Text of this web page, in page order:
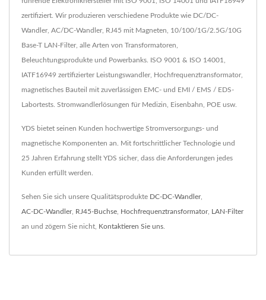
zertifiziert. Wir produzieren verschiedene Produkte wie DC/DC-
Wandler, AC/DC-Wandler, RJ45 mit Magneten, 10/100/1G/2.5G/10G
Base-T LAN-Filter, alle Arten von Transformatoren,
Beleuchtungsprodukte und Powerbanks. ISO 9001 & ISO 14001,
IATF16949 zertifizierter Leistungswandler, Hochfrequenztransformator,
magnetisches Bauteil mit zuverlässigen EMC- und EMI / EMS / EDS-
Labortests. Stromwandlerlösungen für Medizin, Eisenbahn, POE usw.
YDS bietet seinen Kunden hochwertige Stromversorgungs- und
magnetische Komponenten an. Mit fortschrittlicher Technologie und
25 Jahren Erfahrung stellt YDS sicher, dass die Anforderungen jedes
Kunden erfüllt werden.
Sehen Sie sich unsere Qualitätsprodukte DC-DC-Wandler,
AC-DC-Wandler, RJ45-Buchse Hochfrequenztransformator, LAN-Filter
an und zögern Sie nicht, Kontaktieren Sie uns